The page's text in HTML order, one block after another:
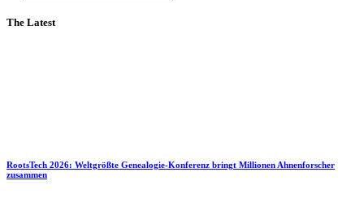
The Latest
RootsTech 2026: Weltgrößte Genealogie-Konferenz bringt Millionen Ahnenforscher
zusammen